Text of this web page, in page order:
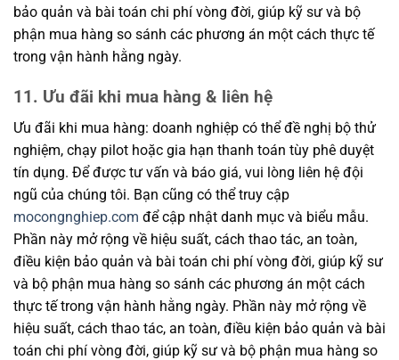
bảo quản và bài toán chi phí vòng đời, giúp kỹ sư và bộ
phận mua hàng so sánh các phương án một cách thực tế
trong vận hành hằng ngày.
11. Ưu đãi khi mua hàng & liên hệ
Ưu đãi khi mua hàng: doanh nghiệp có thể đề nghị bộ thử
nghiệm, chạy pilot hoặc gia hạn thanh toán tùy phê duyệt
tín dụng. Để được tư vấn và báo giá, vui lòng liên hệ đội
ngũ của chúng tôi. Bạn cũng có thể truy cập
mocongnghiep.com để cập nhật danh mục và biểu mẫu.
Phần này mở rộng về hiệu suất, cách thao tác, an toàn,
điều kiện bảo quản và bài toán chi phí vòng đời, giúp kỹ sư
và bộ phận mua hàng so sánh các phương án một cách
thực tế trong vận hành hằng ngày. Phần này mở rộng về
hiệu suất, cách thao tác, an toàn, điều kiện bảo quản và bài
toán chi phí vòng đời, giúp kỹ sư và bộ phận mua hàng so